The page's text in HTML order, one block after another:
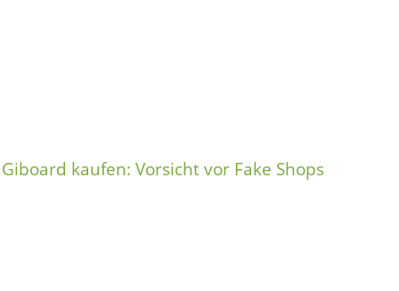
Giboard kaufen: Vorsicht vor Fake Shops